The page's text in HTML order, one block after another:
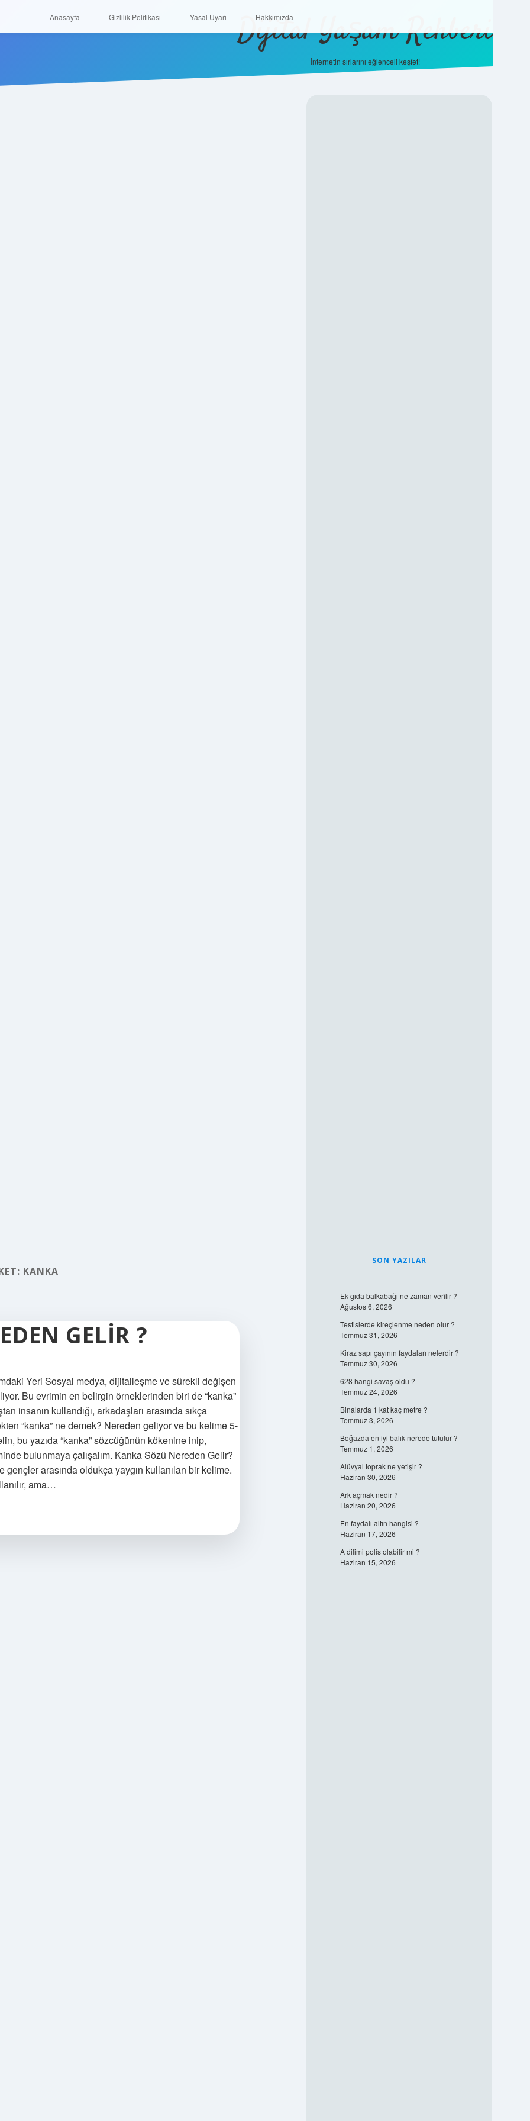
Anasayfa Gizlilik Politikası Yasal Uyarı Hakkımızda
Dijital Yaşam Rehberi
İnternetin sırlarını eğlenceli keşfet!
KANKA
GELIR ?
Yeri Sosyal medya, dijitalleşme ve sürekli değişen
Bu evrimin en belirgin örneklerinden biri de “kanka”
insanın kullandığı, arkadaşları arasında sıkça
“kanka” ne demek? Nereden geliyor ve bu kelime 5-
bu yazıda “kanka” sözcüğünün kökenine inip,
bulunmaya çalışalım. Kanka Sözü Nereden Gelir?
arasında oldukça yaygın kullanılan bir kelime.
ama…
SON YAZILAR
Ek gıda balkabağı ne zaman verilir ?
Ağustos 6, 2026
Testislerde kireçlenme neden olur ?
Temmuz 31, 2026
Kiraz sapı çayının faydaları nelerdir ?
Temmuz 30, 2026
628 hangi savaş oldu ?
Temmuz 24, 2026
Binalarda 1 kat kaç metre ?
Temmuz 3, 2026
Boğazda en iyi balık nerede tutulur ?
Temmuz 1, 2026
Alüvyal toprak ne yetişir ?
Haziran 30, 2026
Ark açmak nedir ?
Haziran 20, 2026
En faydalı altın hangisi ?
Haziran 17, 2026
A dilimi polis olabilir mi ?
Haziran 15, 2026
Anasayfa Gizlilik Politikası Yasal Uyarı Hakkımızda